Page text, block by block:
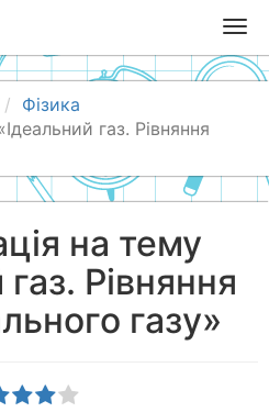
T
o
g
n
a
g
a
Фізика
газ. Рівняння
на тему
Рівняння
газу»